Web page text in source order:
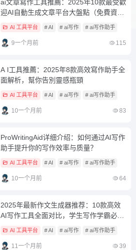
ai文章寫作工具推薦：2025年10款最受歡
迎AI自動生成文章平台大盤點（免費資源
AI 工具平台 # AI # ai写作 # ai写作助手
9一个月前 115
A I工具推薦：2025年8款高效寫作助手全
面解析，幫你告別靈感瓶頸
AI 工具平台 # AI # ai写作 # ai写作助手
10一个月前 83
ProWritingAid详细介绍：如何通过AI写作
助手提升你的写作效率与质量？
AI 工具平台 # AI # ai写作 # ai写作助手
10一个月前 64
2025年最新作文生成器推荐：10款高效
AI写作工具全面对比，学生写作学霸必
AI 工具平台 # AI # ai写作 # ai写作助手
11一个月前 39